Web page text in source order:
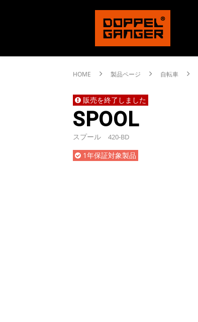
HOME 製品ページ 自転車
販売を終了しました
SPOOL
スプール 420-BD
1年保証対象製品